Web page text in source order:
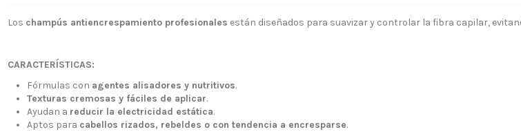
Los champús antiencrespamiento profesionales están diseñados para suavizar y controlar la fibra capilar,
CARACTERÍSTICAS:
Fórmulas con agentes alisadores y nutritivos.
Texturas cremosas y fáciles de aplicar.
Ayudan a reducir la electricidad estática.
Aptos para cabellos rizados, rebeldes o con tendencia a encresparse.
+34 968 06 63 44L-V 10:00 - 14:00